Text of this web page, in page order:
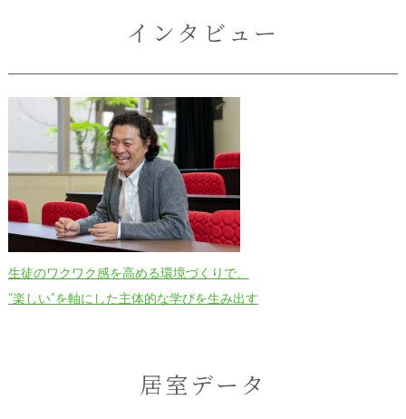
インタビュー
生徒のワクワク感を高める環境づくりで、
“楽しい”を軸にした主体的な学びを生み出す
居室データ